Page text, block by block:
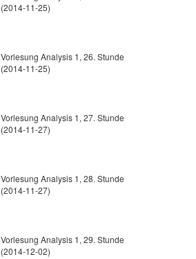
(2014-11-25)
Vorlesung Analysis 1, 26. Stunde
(2014-11-25)
Vorlesung Analysis 1, 27. Stunde
(2014-11-27)
Vorlesung Analysis 1, 28. Stunde
(2014-11-27)
Vorlesung Analysis 1, 29. Stunde
(2014-12-02)